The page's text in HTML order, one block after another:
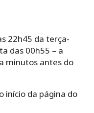
22h45 da terça-
das 00h55 – a
minutos antes do
início da página do